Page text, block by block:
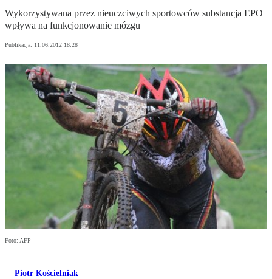
Wykorzystywana przez nieuczciwych sportowców substancja EPO
wpływa na funkcjonowanie mózgu
Publikacja: 11.06.2012 18:28
Foto: AFP
Piotr Kościelniak